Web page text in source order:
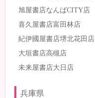
旭屋書店なんばCITY店
喜久屋書店富田林店
紀伊國屋書店堺北花田店
大垣書店高槻店
未来屋書店大日店
兵庫県